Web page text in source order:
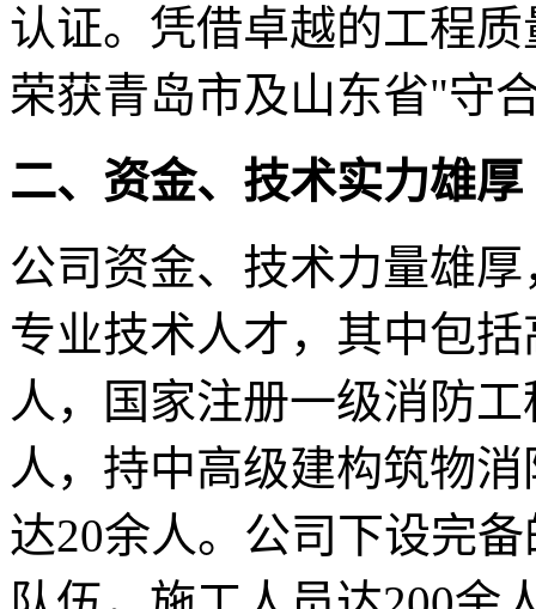
认证。凭借卓越的工程
荣获青岛市及山东省"守
二、资金、技术实力雄厚
公司资金、技术力量雄
专业技术人才，其中包
人，国家注册一级消防
人，持中高级建构筑物
达20余人。公司下设完